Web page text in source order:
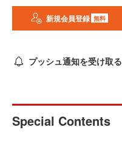
新規会員登録 無料
プッシュ通知を受け取る
Special Contents